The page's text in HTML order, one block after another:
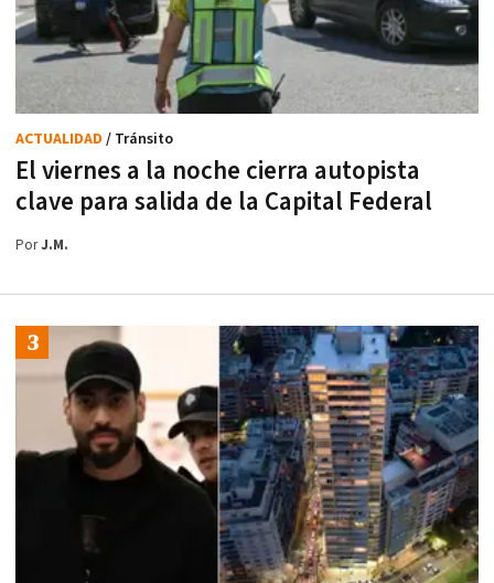
El viernes a la noche cierra autopista
clave para salida de la Capital Federal
ACTUALIDAD / Tránsito
PorJ.M.